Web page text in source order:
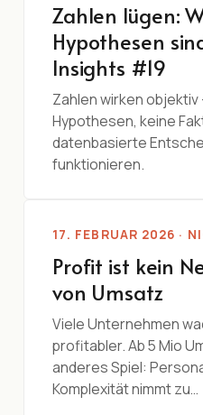
Zahlen lügen:
Hypothesen
Insights #19
Zahlen wirken objektiv
Hypothesen, keine
datenbasierte
funktionieren.
17. FEBRUAR 2026 ·
Profit ist kein
von Umsatz
Viele Unternehmen
profitabler. Ab 5 Mio
anderes Spiel:
Komplexität nimmt zu…